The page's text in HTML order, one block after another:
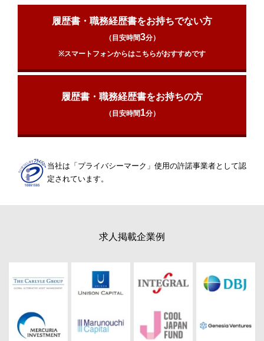
求人掲載企業例
履歴書・職務経歴書をお持ちでない方
（目安時間3分）
※スマートフォンからはこちらがおすすめです
履歴書・職務経歴書をお持ちの方
（目安時間1分）
当社は「プライバシーマーク」使用の許諾事業者として認
定されています。